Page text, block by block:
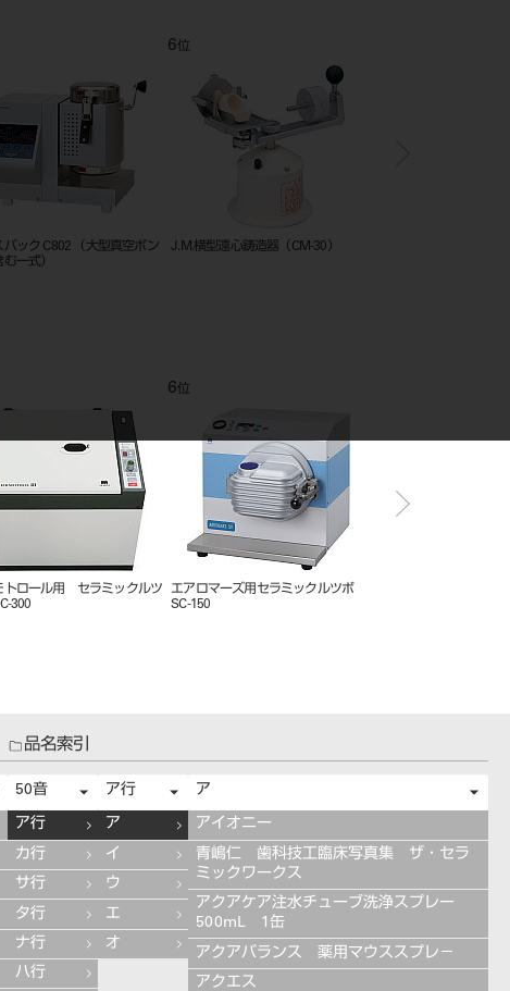
リング No.1 全顎 単品
12
エアロマーズSV専用冷却水循環ユ
マーズ用カーボンルツボ SC-
12
ペンシルブラスター用ガラス研磨剤
80ミクロン1.5㎏(ジェットブラスト
品名索引
50音
ア行
カ行
サ行
タ行
ナ行
ハ行
ア行
ア
イ
ウ
エ
オ
ア
アイオニー
青嶋仁 歯科技工臨床写真集 ザ・セラ
ミックワークス
アクアケア注水チューブ洗浄スプレー
500mL 1缶
アクアバランス 薬用マウススプレ－
アクエス